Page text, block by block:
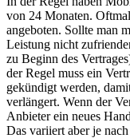
von 24 Monaten.
angeboten. Sollte man
Leistung nicht
zu Beginn des
der Regel muss ein
gekündigt werden,
verlängert. Wenn der
Anbieter ein neues
Das variiert aber je